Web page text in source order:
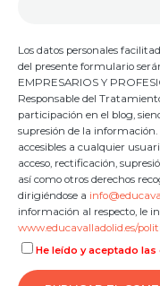
Los datos personales
del presente formulario
EMPRESARIOS Y
Responsable del
participación en el blog,
supresión de la información.
accesibles a cualquier
acceso, rectificación,
así como otros derechos
dirigiéndose a
información al respecto, le
www.educavalladolid.es/
He leído y aceptado